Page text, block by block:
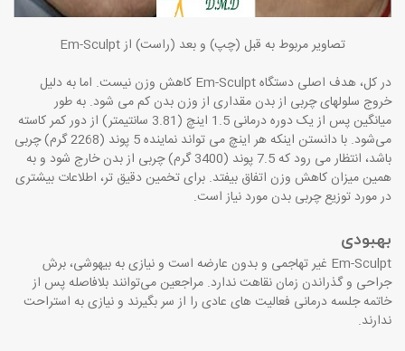
تصاویر مربوط به قبل (چپ) و بعد (راست) ازEm-Sculpt
در کل، هدف اصلی دستگاهEm-Sculpt کاهش وزن نیست. اما به دلیل
خروج سلولهای چربی از بدن مقداری از وزن بدن کم می شود. به طور
میانگین پس از یک دوره درمانی 1.5 اینچ (3.81 سانتیمتر) از دور کمر کاسته
می‌شود. با دانستن اینکه هر اینچ می تواند نماینده 5 پوند (2268 گرم) چربی
باشد، انتظار می رود که 7.5 پوند (3400 گرم) چربی از بدن خارج شود و به
همین میزان کاهش وزن اتفاق بیفتد. برای تخمین دقیق تر، اطلاعات بیشتری
در مورد توزیع چربی بدن مورد نیاز است.
بهبودی
Em-Sculpt غیر تهاجمی و بدون عارضه است و نیازی به بیهوشی، برش
جراحی و گذراندن زمان نقاهت ندارد. مراجعین می‌توانند بلافاصله پس از
خاتمه جلسه درمانی فعالیت های عادی را از سر بگیرند و نیازی به استراحت
ندارند.